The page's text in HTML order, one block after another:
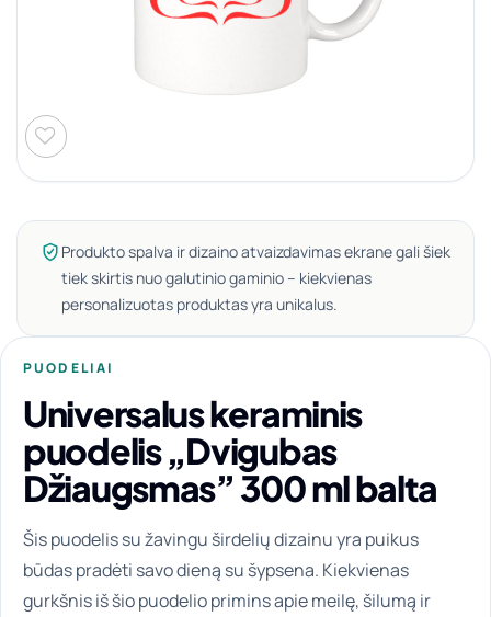
Produkto spalva ir dizaino atvaizdavimas ekrane gali šiek
tiek skirtis nuo galutinio gaminio – kiekvienas
personalizuotas produktas yra unikalus.
PUODELIAI
Universalus keraminis
puodelis „Dvigubas
Džiaugsmas” 300 ml balta
Šis puodelis su žavingu širdelių dizainu yra puikus
būdas pradėti savo dieną su šypsena. Kiekvienas
gurkšnis iš šio puodelio primins apie meilę, šilumą ir